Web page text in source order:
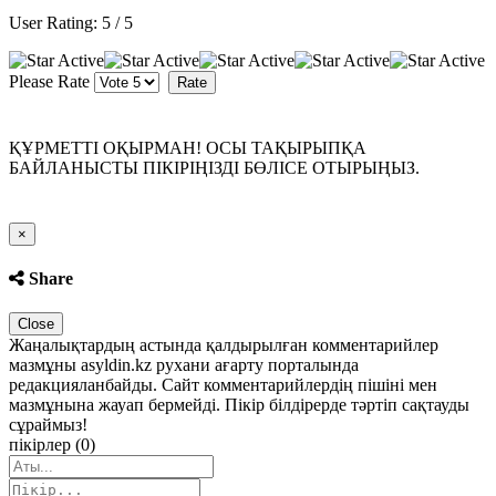
User Rating: 5 / 5
Please Rate
ҚҰРМЕТТІ ОҚЫРМАН! ОСЫ ТАҚЫРЫПҚА
БАЙЛАНЫСТЫ ПІКІРІҢІЗДІ БӨЛІСЕ ОТЫРЫҢЫЗ.
×
Share
Close
Жаңалықтардың астында қалдырылған комментарийлер
мазмұны asyldin.kz рухани ағарту порталында
редакцияланбайды. Сайт комментарийлердің пішіні мен
мазмұнына жауап бермейді. Пікір білдірерде тәртіп сақтауды
сұраймыз!
пікірлер (0)